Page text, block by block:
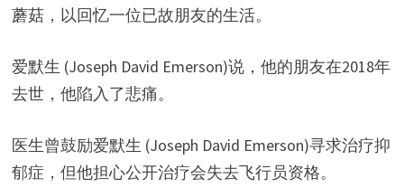
蘑菇，以回忆一位已故朋友的生活。
爱默生 (Joseph David Emerson)说，他的朋友在2018年
去世，他陷入了悲痛。
医生曾鼓励爱默生 (Joseph David Emerson)寻求治疗抑
郁症，但他担心公开治疗会失去飞行员资格。